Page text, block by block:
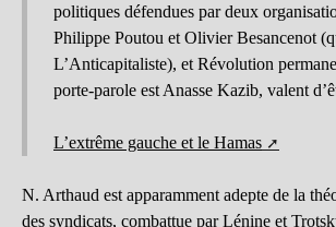
politiques défendues par deux
Philippe Poutou et Olivier Besancenot
L’Anticapitaliste), et Révolution
porte-parole est Anasse Kazib, valent
L’extrême gauche et le Hamas
N. Arthaud est apparamment adepte de la
des syndicats, combattue par Lénine et